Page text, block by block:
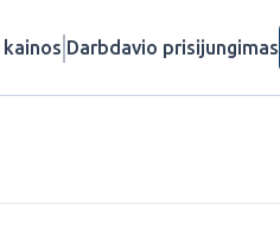
Darbdavio prisijungimas